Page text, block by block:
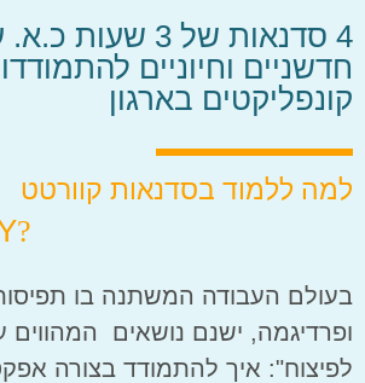
4 סדנאות של 3
חדשניים וחיוניים
קונפליקטים בארגון
?
למה ללמוד בסדנאות קוורטט
בעולם העבודה המשתנה בו תפיסות
ופרדיגמה, ישנם נושאים המהווים
לפיצוח": איך להתמודד בצורה